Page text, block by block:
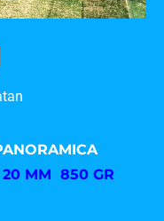
20 MM 850 GR